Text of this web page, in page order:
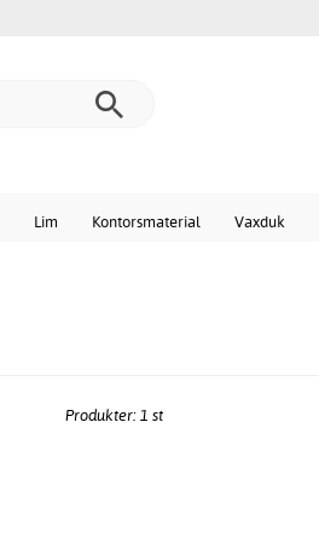
Lim Kontorsmaterial Vaxduk
Produkter: 1 st